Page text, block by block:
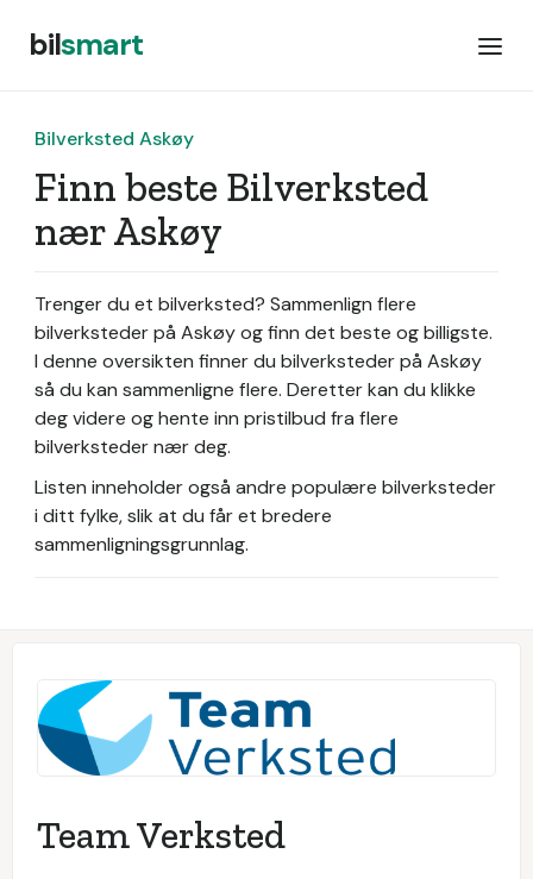
bilsmart
Bilverksted Askøy
Finn beste Bilverksted
nær Askøy
Trenger du et bilverksted? Sammenlign flere
bilverksteder på Askøy og finn det beste og billigste.
I denne oversikten finner du bilverksteder på Askøy
så du kan sammenligne flere. Deretter kan du klikke
deg videre og hente inn pristilbud fra flere
bilverksteder nær deg.
Listen inneholder også andre populære bilverksteder
i ditt fylke, slik at du får et bredere
sammenligningsgrunnlag.
Team Verksted